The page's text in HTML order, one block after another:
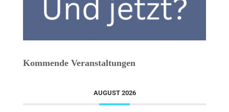
Kommende Veranstaltungen
AUGUST 2026